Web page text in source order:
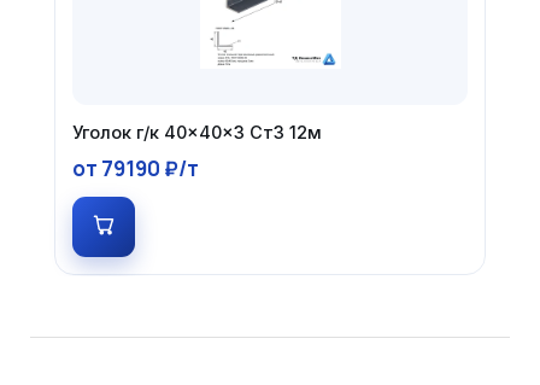
Уголок г/к 40×40×3 Ст3 12м
от 79190 ₽/т